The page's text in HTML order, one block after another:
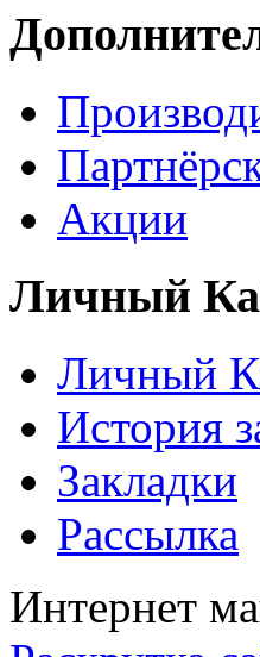
Акции
Личный
Личный
История
Закладки
Рассылка
Интернет